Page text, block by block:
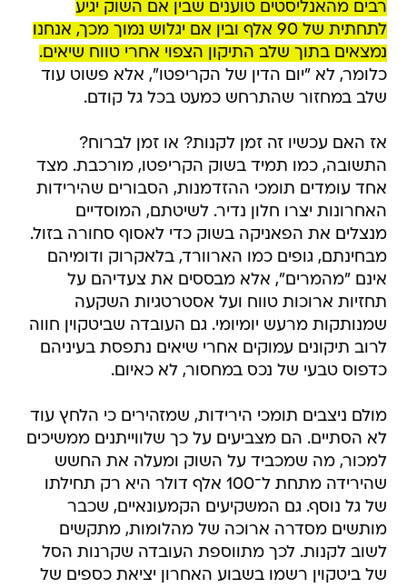
רבים מהאנליסטים טוענים שבין אם השוק יגיע
לתחתית של 90 אלף ובין אם יגלוש נמוך מכך, אנחנו
נמצאים בתוך שלב התיקון הצפוי אחרי טווח שיאים.
כלומר, לא "יום הדין של הקריפטו", אלא פשוט עוד
שלב במחזור שהתרחש כמעט בכל גל קודם.
אז האם עכשיו זה זמן לקנות? או זמן לברוח?
התשובה, כמו תמיד בשוק הקריפטו, מורכבת. מצד
אחד עומדים תומכי ההזדמנות, הסבורים שהירידות
האחרונות יצרו חלון נדיר. לשיטתם, המוסדיים
מנצלים את הפאניקה בשוק כדי לאסוף סחורה בזול.
מבחינתם, גופים כמו הארוורד, בלאקרוק ודומיהם
אינם "מהמרים", אלא מבססים את צעדיהם על
תחזיות ארוכות טווח ועל אסטרטגיות השקעה
שמנותקות מרעש יומיומי. גם העובדה שביטקוין חווה
לרוב תיקונים עמוקים אחרי שיאים נתפסת בעיניהם
כדפוס טבעי של נכס במחסור, לא כאיום.
מולם ניצבים תומכי הירידות, שמזהירים כי הלחץ עוד
לא הסתיים. הם מצביעים על כך שלווייתנים ממשיכים
למכור, מה שמכביד על השוק ומעלה את החשש
שהירידה מתחת ל־100 אלף דולר היא רק תחילתו
של גל נוסף. גם המשקיעים הקמעונאיים, שכבר
מותשים מסדרה ארוכה של מהלומות, מתקשים
לשוב לקנות. לכך מתווספת העובדה שקרנות הסל
של ביטקוין רשמו בשבוע האחרון יציאת כספים של